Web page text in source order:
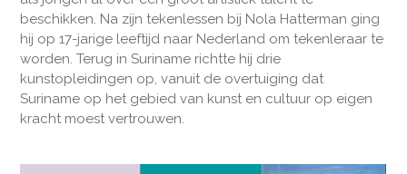
beschikken. Na zijn tekenlessen bij Nola Hatterman ging
hij op 17-jarige leeftijd naar Nederland om tekenleraar te
worden. Terug in Suriname richtte hij drie
kunstopleidingen op, vanuit de overtuiging dat
Suriname op het gebied van kunst en cultuur op eigen
kracht moest vertrouwen.